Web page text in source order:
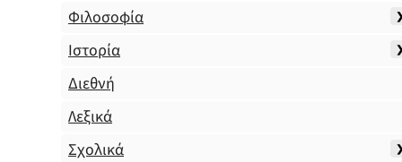
Φιλοσοφία
Ιστορία
Διεθνή
Λεξικά
Σχολικά